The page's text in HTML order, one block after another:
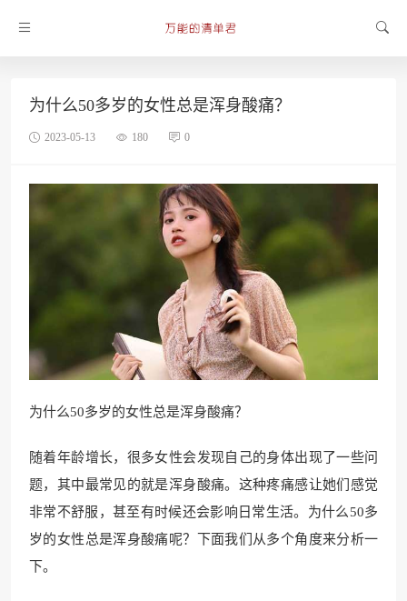
为什么50多岁的女性总是浑身酸痛？
2023-05-13 180 0
为什么50多岁的女性总是浑身酸痛？
随着年龄增长，很多女性会发现自己的身体出现了一些问
题，其中最常见的就是浑身酸痛。这种疼痛感让她们感觉
非常不舒服，甚至有时候还会影响日常生活。为什么50多
岁的女性总是浑身酸痛呢？下面我们从多个角度来分析一
下。